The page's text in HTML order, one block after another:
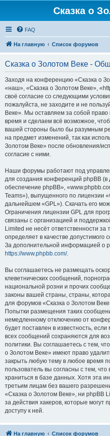
Сказка о
FAQ
На главную Список форумов
Сказка о Золотом Веке -
Заходя на конференцию «Сказка о
«наш», «Сказка о Золотом Веке»,
своё согласие со следующими
пожалуйста, не заходите и не
Веке». Мы оставляем за собой
время и сделаем всё возможное,
вашей стороны было бы разумным
на предмет изменений, так как
Золотом Веке» после обновления/
согласие с ними.
Наши форумы работают под
для создания конференций phpBB
обеспечение phpBB»,
Teams»), выпущенного по лицензии «
дальнейшем «GPL»). Скачать его
Ограничения лицензии GPL для
связаны с организацией и
Limited не несёт ответственности
определяет в качестве допустимого
За дополнительной информацией о
https://www.phpbb.com/.
Вы соглашаетесь не размещать
клеветнических сообщений,
национальной розни и прочих
законы вашей страны, страны,
для форумов «Сказка о Золотом
Попытки размещения таких
немедленному отключению от
будет поставлен в известность,
всех сообщений сохраняются для
политики. Вы соглашаетесь с тем,
о Золотом Веке» имеют право
закрыть любую тему в любое время
пользователь вы согласны с тем,
храниться в базе данных. Хотя эта
третьим лицам без вашего
«Сказка о Золотом Веке», ни phpBB
за действия хакеров, которые могут
доступу к ней.
На главную Список форумов